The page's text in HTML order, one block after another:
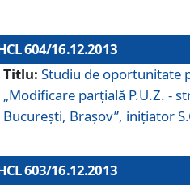
604/16.12.2013
Titlu: Studiu de oportunitate
„Modificare parţială P.U.Z. -
Bucureşti, Braşov”, iniţiator
603/16.12.2013